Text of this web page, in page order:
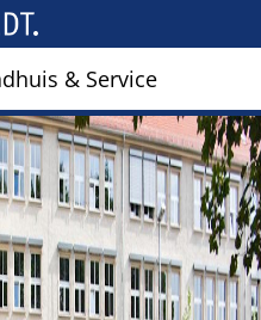
& Service